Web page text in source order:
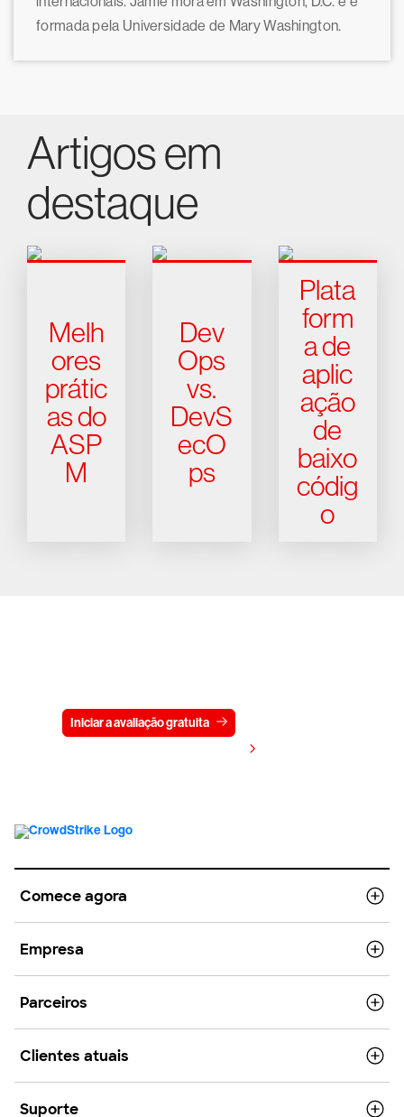
formada pela Universidade de Mary Washington.
Artigos em
destaque
Melh
ores
prátic
as do
ASP
M
Dev
Ops
vs.
DevS
ecO
ps
Plata
form
a de
aplic
ação
de
baixo
códig
o
Iniciar a avaliação gratuita
Comece agora
Empresa
Parceiros
Clientes atuais
Suporte